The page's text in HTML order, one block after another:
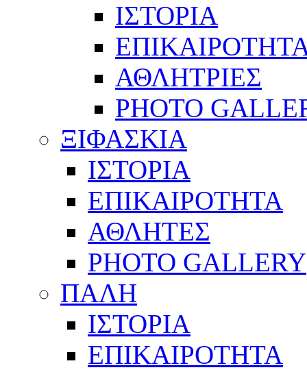
ΙΣΤΟΡΙΑ
ΑΘΛΗΤΡΙΕΣ
PHOTO
ΞΙΦΑΣΚΙΑ
ΙΣΤΟΡΙΑ
ΕΠΙΚΑΙΡΟΤΗΤΑ
ΑΘΛΗΤΕΣ
PHOTO GALLERY
ΠΑΛΗ
ΙΣΤΟΡΙΑ
ΕΠΙΚΑΙΡΟΤΗΤΑ